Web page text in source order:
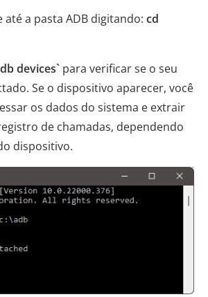
até a pasta ADB digitando: cd
devices` para verificar se o seu
Se o dispositivo aparecer, você
os dados do sistema e extrair
de chamadas, dependendo
dispositivo.